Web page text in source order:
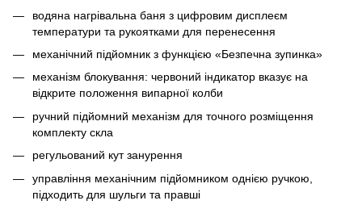
водяна нагрівальна баня з цифровим дисплеєм
температури та рукоятками для перенесення
механічний підйомник з функцією «Безпечна зупинка»
механізм блокування: червоний індикатор вказує на
відкрите положення випарної колби
ручний підйомний механізм для точного розміщення
комплекту скла
регульований кут занурення
управління механічним підйомником однією ручкою,
підходить для шульги та правші